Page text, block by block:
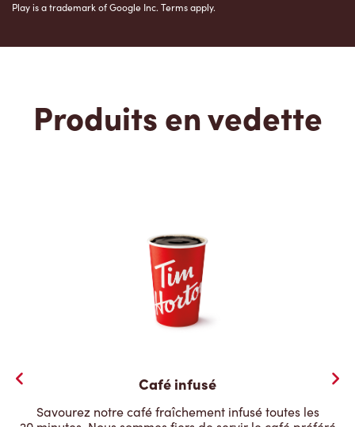
Play is a trademark of Google Inc. Terms apply.
Produits en vedette
Café infusé
Savourez notre café fraîchement infusé toutes les